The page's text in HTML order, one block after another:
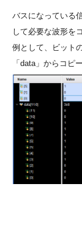
バスになっている
して必要な波形を
例として、ビット
「data」からコピ